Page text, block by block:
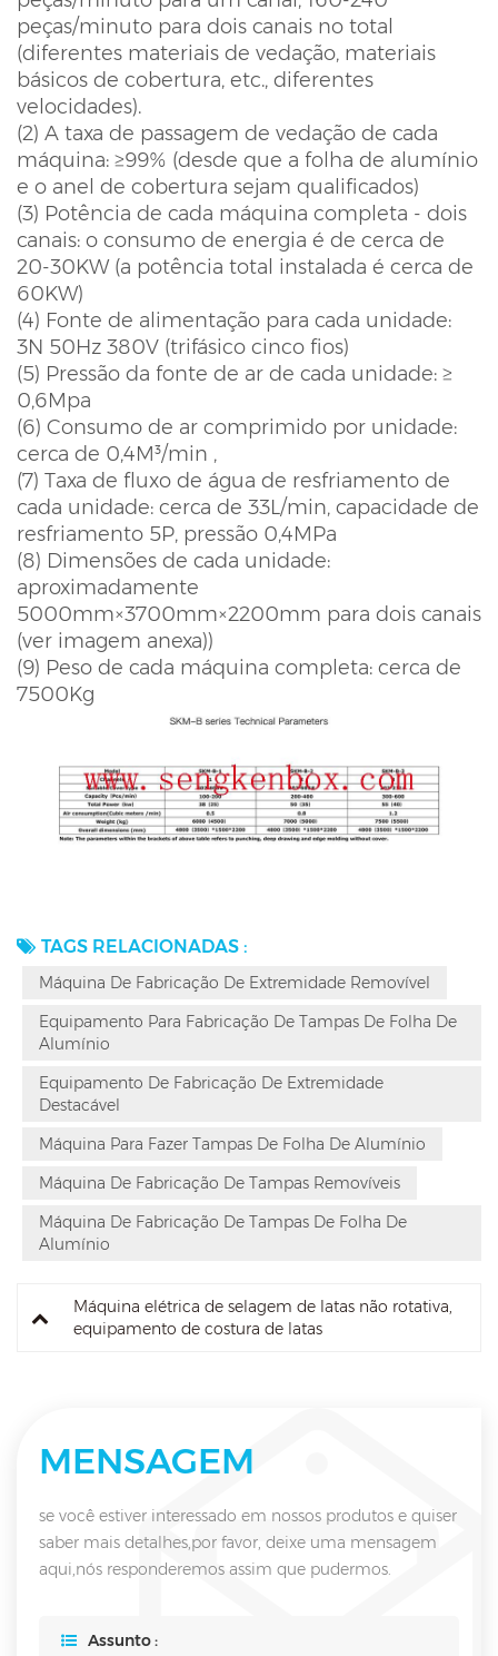
peças/minuto para dois canais no total
(diferentes materiais de vedação, materiais
básicos de cobertura, etc., diferentes
velocidades).
(2) A taxa de passagem de vedação de cada
máquina: ≥99% (desde que a folha de alumínio
e o anel de cobertura sejam qualificados)
(3) Potência de cada máquina completa - dois
canais: o consumo de energia é de cerca de
20-30KW (a potência total instalada é cerca de
60KW)
(4) Fonte de alimentação para cada unidade:
3N 50Hz 380V (trifásico cinco fios)
(5) Pressão da fonte de ar de cada unidade: ≥
0,6Mpa
(6) Consumo de ar comprimido por unidade:
cerca de 0,4M³/min ,
(7) Taxa de fluxo de água de resfriamento de
cada unidade: cerca de 33L/min, capacidade de
resfriamento 5P, pressão 0,4MPa
(8) Dimensões de cada unidade:
aproximadamente
5000mm×3700mm×2200mm para dois canais
(ver imagem anexa))
(9) Peso de cada máquina completa: cerca de
7500Kg
TAGS RELACIONADAS :
Máquina De Fabricação De Extremidade Removível
Equipamento Para Fabricação De Tampas De Folha De
Alumínio
Equipamento De Fabricação De Extremidade
Destacável
Máquina Para Fazer Tampas De Folha De Alumínio
Máquina De Fabricação De Tampas Removíveis
Máquina De Fabricação De Tampas De Folha De
Alumínio
Máquina elétrica de selagem de latas não rotativa,
equipamento de costura de latas
MENSAGEM
se você estiver interessado em nossos produtos e quiser
saber mais detalhes,por favor, deixe uma mensagem
aqui,nós responderemos assim que pudermos.
Assunto :